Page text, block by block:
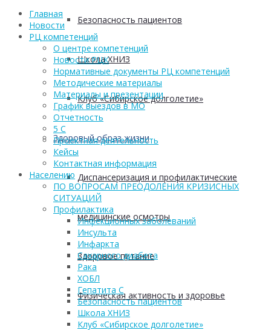
Безопасность пациентов
Школа ХНИЗ
Клуб «Сибирское долголетие»
Здоровый образ жизни
Диспансеризация и профилактические
медицинские осмотры
Здоровое питание
Физическая активность и здоровье
Главная
Новости
РЦ компетенций
О центре компетенций
Новости РЦК
Нормативные документы РЦ компетенций
Методические материалы
Материалы и презентации
График выездов в МО
Отчетность
5 С
Проектная деятельность
Кейсы
Контактная информация
Населению
ПО ВОПРОСАМ ПРЕОДОЛЕНИЯ КРИЗИСНЫХ
СИТУАЦИЙ
Профилактика
Инфекционных заболеваний
Инсульта
Инфаркта
Сахарного диабета
Рака
ХОБЛ
Гепатита С
Безопасность пациентов
Школа ХНИЗ
Клуб «Сибирское долголетие»